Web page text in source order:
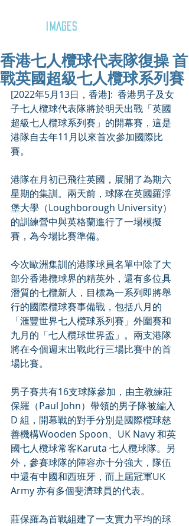
IMAGES
香港七人欖球代表隊復操 首
戰英國超級七人欖球系列賽
[2022年5月13日，香港]:  香港男子及女
子七人欖球代表隊將於明天出戰「英國
超級七人欖球系列賽」的開幕賽，這是
港隊自去年11月以來首次參加國際比
賽。
港隊在月初已飛往英國，展開了為期六
星期的集訓。兩天前，球隊在英國羅浮
堡大學（Loughborough University）
的訓練營中與英格蘭進行了一場模擬
賽，為今場比賽準備。
今次歐洲集訓的港隊球員名單中除了大
部分香港欖球界的精英外，還有多位具
潛質的七欖新人，目標為一系列即將舉
行的國際欖球賽事備戰，包括八月的
「滙豐世界七人欖球系列賽」外圍賽和
九月的「七人欖球世界盃」。兩支港隊
將在今個週末出戰此行三場比賽中的首
場比賽。
男子賽共有16支球隊參加，由主教練莊
保羅（Paul John）帶領的男子隊被編入
D 組，開幕戰的對手分別是國際欖球慈
善機構Wooden Spoon、UK Navy 和英
國七人欖球常客Karuta 七人欖球隊。另
外，參賽球隊的陣容亦十分強大，隊伍
中還有中國和西班牙，而上屆冠軍UK
Army 亦有多個斐濟球員的代表。
莊保羅為首戰組建了一支實力平均的球